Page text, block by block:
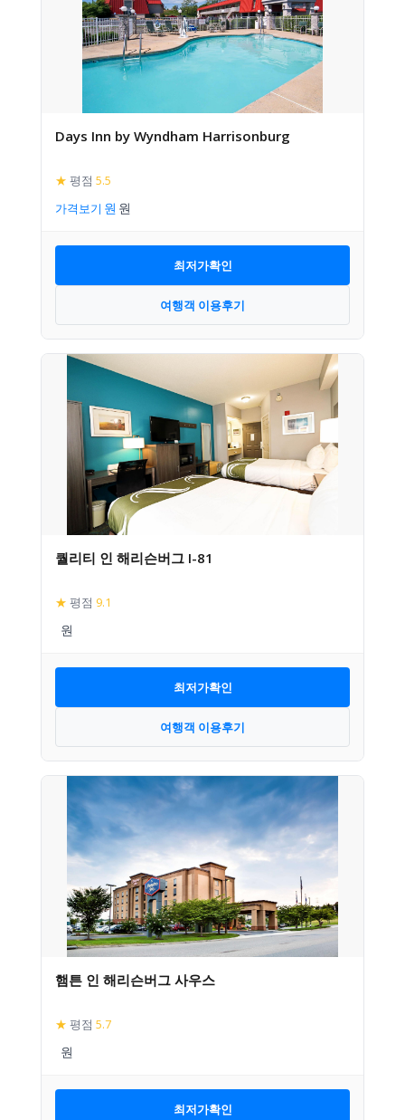
Days Inn by Wyndham Harrisonburg
★ 평점 5.5
가격보기
최저가확인
여행객 이용후기
퀄리티 인 해리슨버그 I-81
★ 평점 9.1
최저가확인
여행객 이용후기
햄튼 인 해리슨버그 사우스
★ 평점 5.7
최저가확인